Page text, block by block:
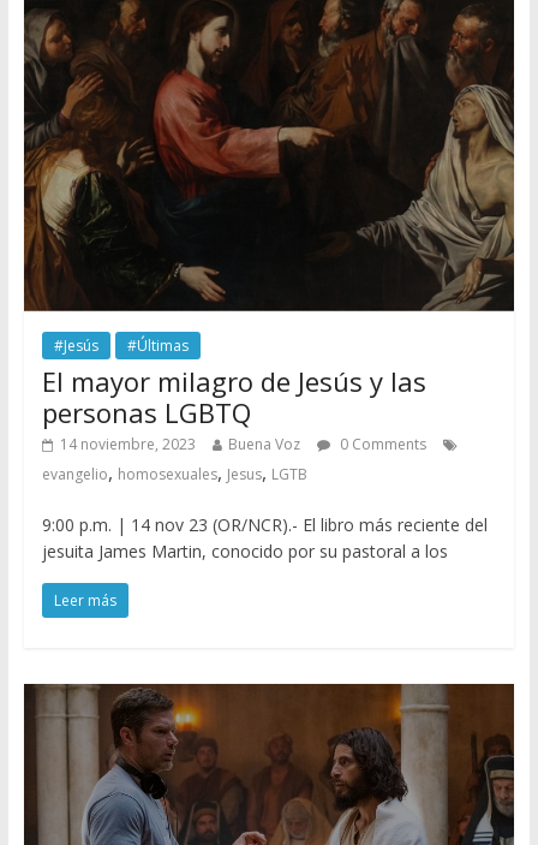
#Jesús #Últimas
El mayor milagro de Jesús y las
personas LGBTQ
14 noviembre, 2023 Buena Voz
0 Comments
evangelio, homosexuales, Jesus, LGTB
9:00 p.m. | 14 nov 23 (OR/NCR).- El libro más reciente del
jesuita James Martin, conocido por su pastoral a los
Leer más